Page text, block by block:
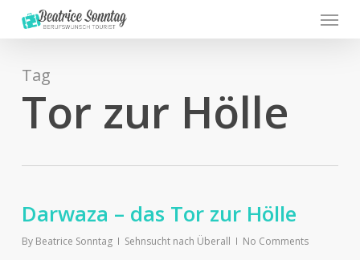
content
Menu
Tag
Tor zur Hölle
Darwaza – das Tor zur Hölle
By Beatrice Sonntag Sehnsucht nach Überall No Comments